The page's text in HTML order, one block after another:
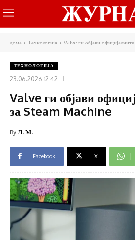
дома Технологија Valve ги објави
ТЕХНОЛОГИЈА
23.06.2026 12:42
Valve ги објави
за Steam Machine
ByЛ. М.
Facebook X